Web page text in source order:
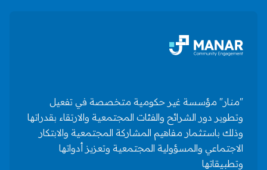
"منار" مؤسسة غير حكومية متخصصة في تفعيل
وتطوير دور الشرائح والفئات المجتمعية والارتقاء بقدراتها
وذلك باستثمار مفاهيم المشاركة المجتمعية والابتكار
الاجتماعي والمسؤولية المجتمعية وتعزيز أدواتها
وتطبيقاتها